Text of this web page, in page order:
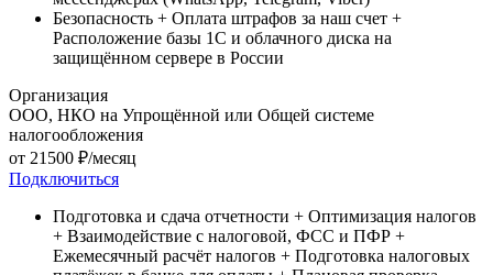
Безопасность + Оплата штрафов за наш счет +
Расположение базы 1С и облачного диска на
защищённом сервере в России
Организация
ООО, НКО на Упрощённой или Общей системе
налогообложения
от 21500 ₽/месяц
Подключиться
Подготовка и сдача отчетности + Оптимизация налогов
+ Взаимодействие с налоговой, ФСС и ПФР +
Ежемесячный расчёт налогов + Подготовка налоговых